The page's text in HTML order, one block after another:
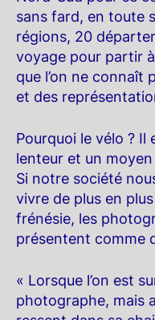
sans fard, en toute
régions, 20
voyage pour partir
que l’on ne connaît
et des
Pourquoi le vélo ? Il
lenteur et un
Si notre société
vivre de plus en
frénésie, les
présentent comme
« Lorsque l’on est
photographe, mais